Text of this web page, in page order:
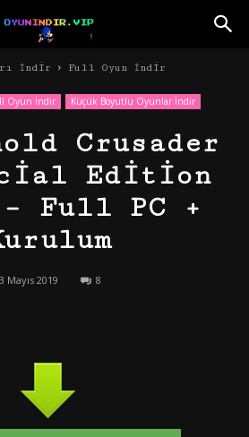
İndir Full Oyun İndir
Oyun İndir Küçük Boyutlu Oyunlar İndir
Crusader
Edition
Full PC +
3 Mayıs 2019 8